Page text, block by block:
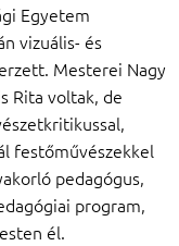
Egyetem
vizuális- és
Mesterei Nagy
Rita voltak, de
festőművészekkel
pedagógus,
program,
él.